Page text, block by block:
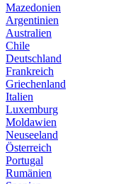
Mazedonien
Argentinien
Australien
Chile
Deutschland
Frankreich
Griechenland
Italien
Luxemburg
Moldawien
Neuseeland
Österreich
Portugal
Rumänien